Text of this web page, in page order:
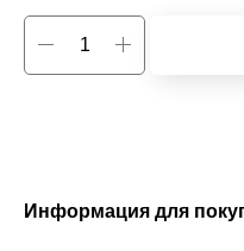
Информация для